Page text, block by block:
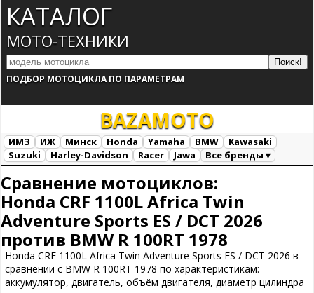
КАТАЛОГ
МОТО-ТЕХНИКИ
ПОДБОР МОТОЦИКЛА ПО ПАРАМЕТРАМ
BAZAMOTO
ИМЗ ИЖ Минск Honda Yamaha BMW
Kawasaki
Suzuki
Harley-Davidson Racer Jawa
Все бренды ▾
Сравнение мотоциклов:
Honda CRF 1100L Africa Twin
Adventure Sports ES / DCT 2026
против BMW R 100RT 1978
Honda CRF 1100L Africa Twin Adventure Sports ES / DCT 2026 в
сравнении с BMW R 100RT 1978 по характеристикам:
аккумулятор, двигатель, объём двигателя, диаметр цилиндра